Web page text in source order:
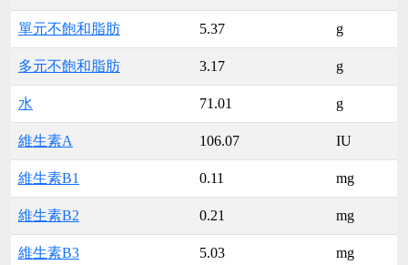
單元不飽和脂肪 5.37 g
多元不飽和脂肪 3.17 g
水 71.01 g
維生素A 106.07 IU
維生素B1 0.11 mg
維生素B2 0.21 mg
維生素B3 5.03 mg